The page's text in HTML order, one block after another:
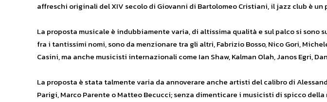
affreschi originali del XIV secolo di Giovanni di Bartolomeo Cristiani, il jazz club è
La proposta musicale è indubbiamente varia, di altissima qualità e sul palco si
fra i tantissimi nomi, sono da menzionare tra gli altri, Fabrizio Bosso, Nico Gori,
Casini, ma anche musicisti internazionali come Ian Shaw, Kalman Olah, Janos Egri,
La proposta è stata talmente varia da annoverare anche artisti del calibro di
Parigi, Marco Parente o Matteo Becucci; senza dimenticare i musicisti di spicco